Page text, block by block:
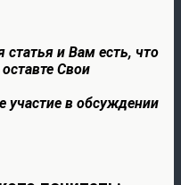
статья и Вам есть, что
Свои
участие в обсуждении